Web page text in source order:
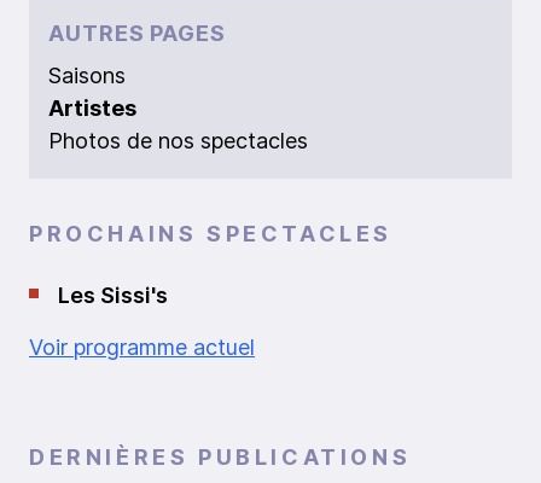
AUTRES PAGES
Saisons
Artistes
Photos de nos spectacles
PROCHAINS SPECTACLES
Les Sissi's
Voir programme actuel
DERNIÈRES PUBLICATIONS